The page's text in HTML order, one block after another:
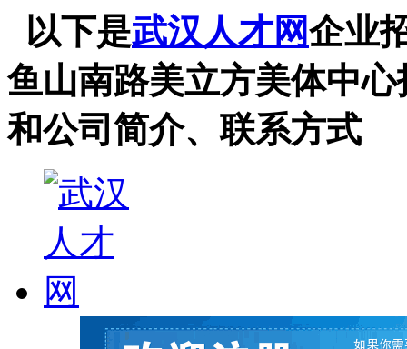
以下是武汉人才网企业
鱼山南路美立方美体中
和公司简介、联系方式